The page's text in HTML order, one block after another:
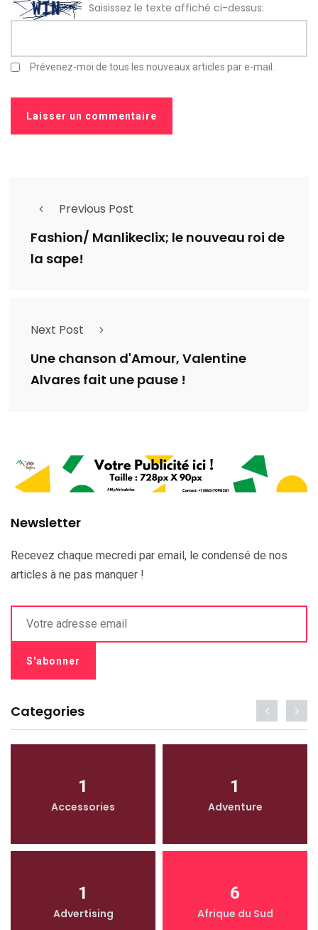
Saisissez le texte affiché ci-dessus:
Prévenez-moi de tous les nouveaux articles par e-mail.
Previous Post
Fashion/ Manlikeclix; le nouveau roi de
la sape!
Next Post
Une chanson d'Amour, Valentine
Alvares fait une pause !
Newsletter
Recevez chaque mecredi par email, le condensé de nos
articles à ne pas manquer !
Categories
1
Accessories
1
Adventure
1
Advertising
6
Afrique du Sud